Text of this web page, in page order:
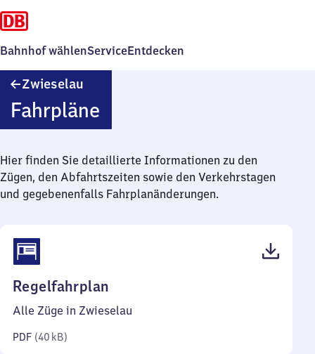
Bahnhof wählenServiceEntdecken
Zwieselau
Fahrpläne
Hier finden Sie detaillierte Informationen zu den
Zügen, den Abfahrtszeiten sowie den Verkehrstagen
und gegebenenfalls Fahrplanänderungen.
Regelfahrplan
40
Alle Züge in Zwieselau
PDF (40 kB)